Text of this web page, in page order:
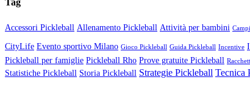
Accessori Pickleball Allenamento Pickleball Attività per bambini
CityLife Evento sportivo Milano Gioco Pickleball Guida Pickleball Incentive
Pickleball per famiglie Pickleball Rho Prove gratuite Pickleball
Statistiche Pickleball Storia Pickleball Strategie Pickleball Tecnica